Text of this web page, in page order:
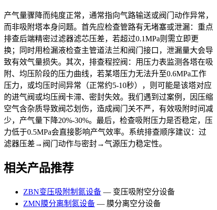
产气量骤降而纯度正常，通常指向气路输送或阀门动作异常，
而非吸附塔本身问题。首先应检查管路有无堵塞或泄漏：重点
排查后端精密过滤器滤芯压差，若超过0.1MPa则需立即更
换；同时用检漏液检查主管道法兰和阀门接口，泄漏量大会导
致有效气量损失。其次，排查程控阀：用压力表监测各塔在吸
附、均压阶段的压力曲线，若某塔压力无法升至0.6MPa工作
压力，或均压时间异常（正常约5-10秒），则可能是该塔对应
的进气阀或均压阀卡滞、密封失效。我们遇到过案例，因压缩
空气含杂质导致阀芯划伤，造成阀门关不严，有效吸附时间减
少，产气量下降20%-30%。最后，检查吸附压力是否稳定，压
力低于0.5MPa会直接影响产气效率。系统排查顺序建议：过
滤器压差→阀门动作与密封→气源压力稳定性。
相关产品推荐
ZBN变压吸附制氮设备 — 变压吸附空分设备
ZMN膜分离制氮设备 — 膜分离空分设备